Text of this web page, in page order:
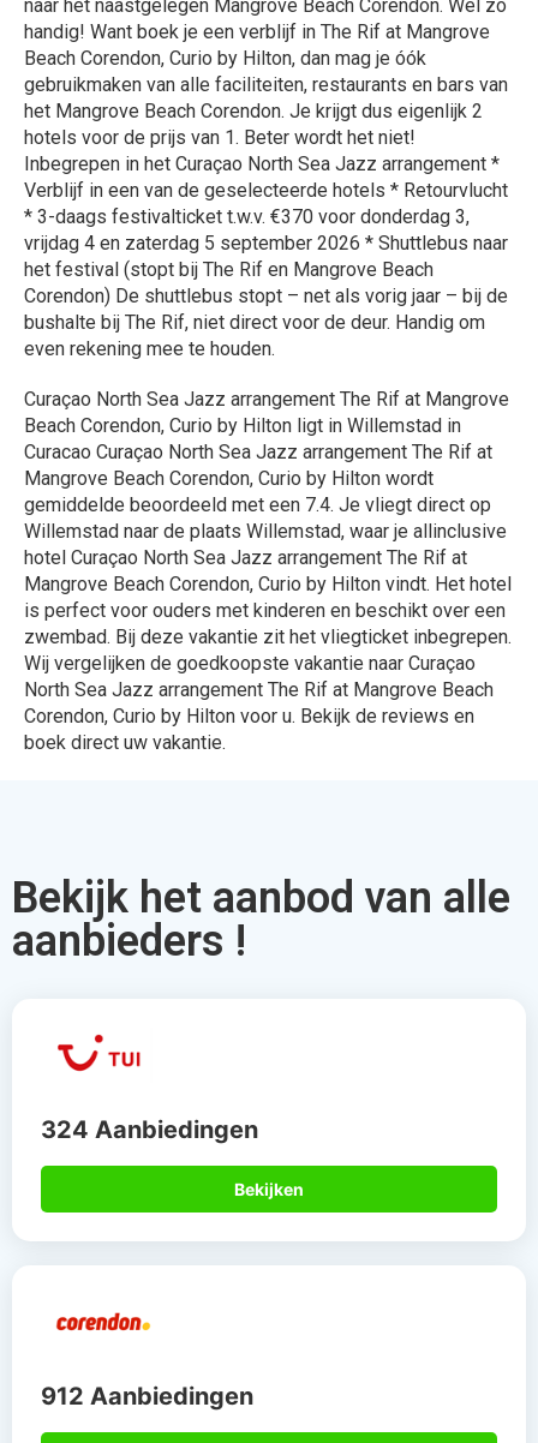
naar het naastgelegen Mangrove Beach Corendon. Wel zo
handig! Want boek je een verblijf in The Rif at Mangrove
Beach Corendon, Curio by Hilton, dan mag je óók
gebruikmaken van alle faciliteiten, restaurants en bars van
het Mangrove Beach Corendon. Je krijgt dus eigenlijk 2
hotels voor de prijs van 1. Beter wordt het niet!
Inbegrepen in het Curaçao North Sea Jazz arrangement *
Verblijf in een van de geselecteerde hotels * Retourvlucht
* 3-daags festivalticket t.w.v. €370 voor donderdag 3,
vrijdag 4 en zaterdag 5 september 2026 * Shuttlebus naar
het festival (stopt bij The Rif en Mangrove Beach
Corendon) De shuttlebus stopt – net als vorig jaar – bij de
bushalte bij The Rif, niet direct voor de deur. Handig om
even rekening mee te houden.
Curaçao North Sea Jazz arrangement The Rif at Mangrove
Beach Corendon, Curio by Hilton ligt in Willemstad in
Curacao Curaçao North Sea Jazz arrangement The Rif at
Mangrove Beach Corendon, Curio by Hilton wordt
gemiddelde beoordeeld met een 7.4. Je vliegt direct op
Willemstad naar de plaats Willemstad, waar je allinclusive
hotel Curaçao North Sea Jazz arrangement The Rif at
Mangrove Beach Corendon, Curio by Hilton vindt. Het hotel
is perfect voor ouders met kinderen en beschikt over een
zwembad. Bij deze vakantie zit het vliegticket inbegrepen.
Wij vergelijken de goedkoopste vakantie naar Curaçao
North Sea Jazz arrangement The Rif at Mangrove Beach
Corendon, Curio by Hilton voor u. Bekijk de reviews en
boek direct uw vakantie.
Bekijk het aanbod van alle
aanbieders !
324 Aanbiedingen
Bekijken
912 Aanbiedingen